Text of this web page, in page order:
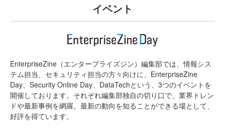
イベント
EnterpriseZine（エンタープライズジン）編集部では、情報シス
テム担当、セキュリティ担当の方々向けに、EnterpriseZine
Day、Security Online Day、DataTechという、3つのイベントを
開催しております。それぞれ編集部独自の切り口で、業界トレン
ドや最新事例を網羅。最新の動向を知ることができる場として、
好評を得ています。